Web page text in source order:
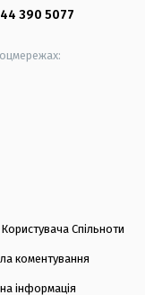
390 5077
Спільноти
коментування
інформація